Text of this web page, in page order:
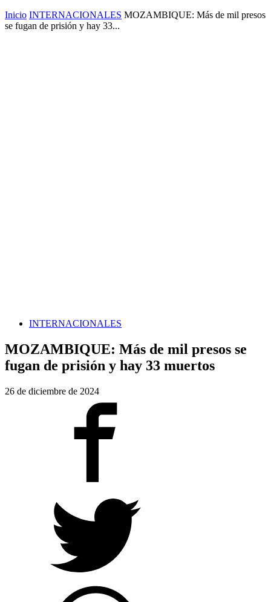
Inicio INTERNACIONALES MOZAMBIQUE: Más de mil presos
se fugan de prisión y hay 33...
INTERNACIONALES
MOZAMBIQUE: Más de mil presos se
fugan de prisión y hay 33 muertos
26 de diciembre de 2024